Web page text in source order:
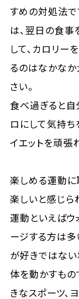
すめの対処法で
は、翌日の食事
して、カロリー
るのはなかなか
さい。
食べ過ぎると自
ロにして気持ち
イエットを頑張
楽しめる運動
楽しいと感じら
運動といえばウ
ージする方は多
が好きではない
体を動かすもの
きなスポーツ、